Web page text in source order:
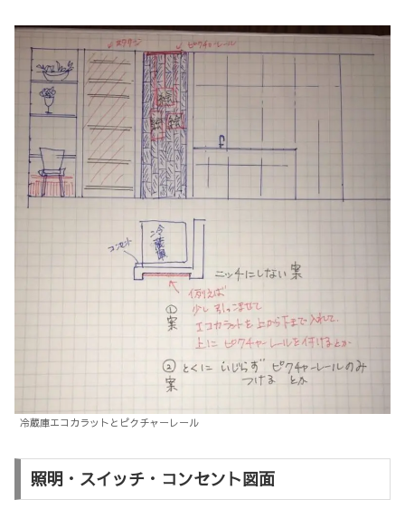
冷蔵庫エコカラットとピクチャーレール
照明・スイッチ・コンセント図面